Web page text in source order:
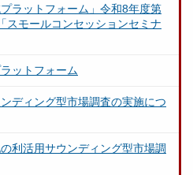
プラットフォーム」令和8年度第
スモールコンセッションセミナ
ットフォーム
ディング型市場調査の実施につ
利活用サウンディング型市場調